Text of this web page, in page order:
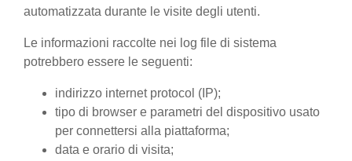
automatizzata durante le visite degli utenti.
Le informazioni raccolte nei log file di sistema
potrebbero essere le seguenti:
indirizzo internet protocol (IP);
tipo di browser e parametri del dispositivo usato
per connettersi alla piattaforma;
data e orario di visita;